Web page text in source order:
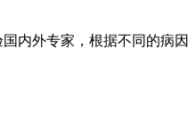
内外专家，根据不同的病因